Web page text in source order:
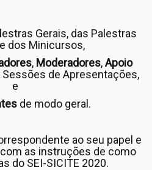
Gerais, das Palestras
dos Minicursos,
, Moderadores,Apoio
Sessões de Apresentações,
e
de modo geral.
ao seu papel e
as instruções de como
do SEI-SICITE 2020.